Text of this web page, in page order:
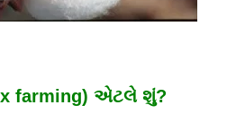
farming) એટલે શું?